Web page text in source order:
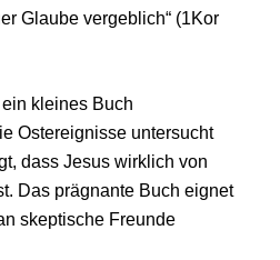
Glaube vergeblich“ (1Kor
kleines Buch
Ostereignisse untersucht
dass Jesus wirklich von
Das prägnante Buch eignet
skeptische Freunde